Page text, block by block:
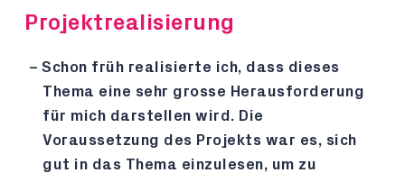
Projektrealisierung
Schon früh realisierte ich, dass dieses
Thema eine sehr grosse Herausforderung
für mich darstellen wird. Die
Voraussetzung des Projekts war es, sich
gut in das Thema einzulesen, um zu